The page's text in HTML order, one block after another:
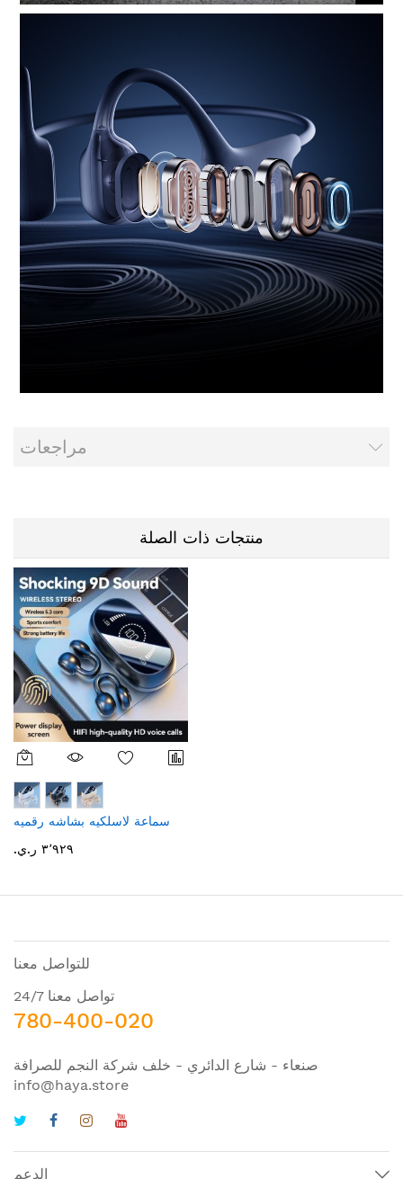
مراجعات
منتجات ذات الصلة
سماعة لاسلكيه بشاشه رقميه
٣٬٩٢٩ ر.ي.‏
للتواصل معنا
تواصل معنا 24/7
780-400-020
صنعاء - شارع الدائري - خلف شركة النجم للصرافة
info@haya.store
الدعم